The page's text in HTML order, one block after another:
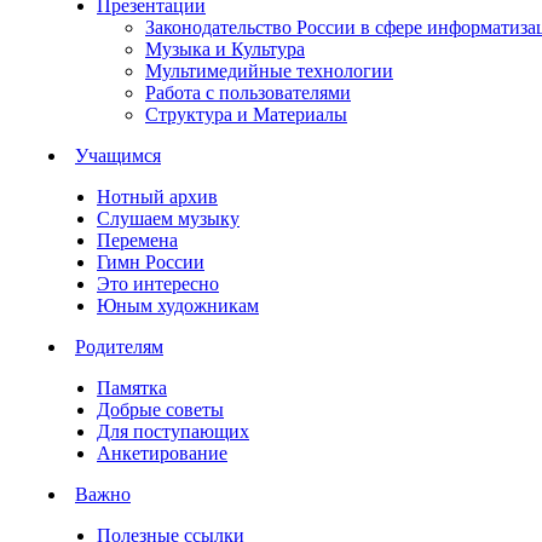
Презентации
Законодательство России в сфере
Музыка и Культура
Мультимедийные технологии
Работа с пользователями
Структура и Материалы
Учащимся
Нотный архив
Слушаем музыку
Перемена
Гимн России
Это интересно
Юным художникам
Родителям
Памятка
Добрые советы
Для поступающих
Анкетирование
Важно
Полезные ссылки